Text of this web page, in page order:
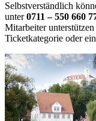
Selbstverständlich
unter0711 – 550 660
Mitarbeiter
Ticketkategorie oder